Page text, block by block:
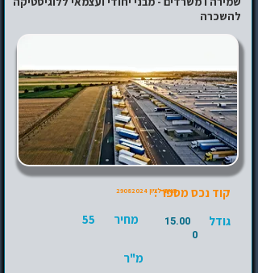
להשכרה
ראשון לציון 29082024
קוד נכס מספר :
גודל
15.00
0
55 מחיר
מ"ר